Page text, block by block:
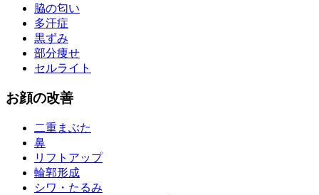
脇の匂い
多汗症
黒ずみ
部分痩せ
セルライト
お顔の改善
二重まぶた
鼻
リフトアップ
輪郭形成
シワ・たるみ